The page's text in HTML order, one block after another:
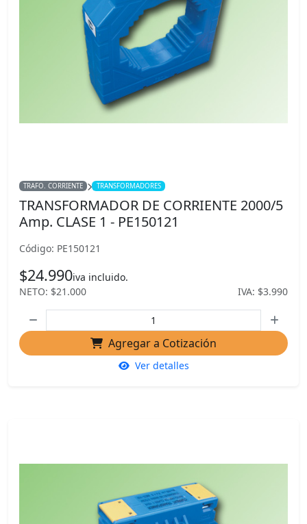
TRAFO. CORRIENTE TRANSFORMADORES
TRANSFORMADOR DE CORRIENTE 2000/5
Amp. CLASE 1 - PE150121
Código: PE150121
$24.990iva incluido.
NETO: $21.000
IVA: $3.990
Agregar a Cotización
Ver detalles